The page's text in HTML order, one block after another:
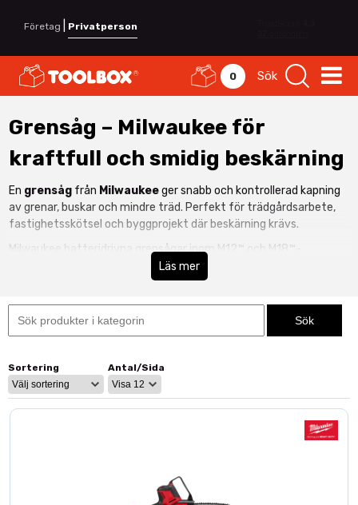
Företag Privatperson
0 Sök
Grensåg – Milwaukee för
kraftfull och smidig beskärning
En grensåg från Milwaukeeger snabb och kontrollerad kapning
av grenar, buskar och mindre träd. Perfekt för trädgårdsarbete,
fastighetsskötsel och byggprojekt där beskärning krävs.
Milwaukee batteridrivna grensågar inom M12™ och M18™-
plattformen levererar hög kapkraft i kompakt format. Du får
sladdlös frihet, låg vikt och effektiv prestanda – idealiskt för
inom Maskiner & Elverktyg för fler professionella maskiner.
Batteridriven frihet
Kompakt och lätt– enkel att hantera.
är ett effektivt alternativ till manuell
Läs mer
Sortering Antal/Sida